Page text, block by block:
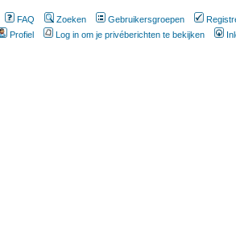
FAQ Zoeken Gebruikersgroepen
Profiel
Log in om je privéberichten te bekijken